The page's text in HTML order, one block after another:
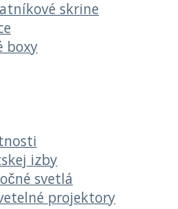
skrine
boxy
izby
svetlá
projektory